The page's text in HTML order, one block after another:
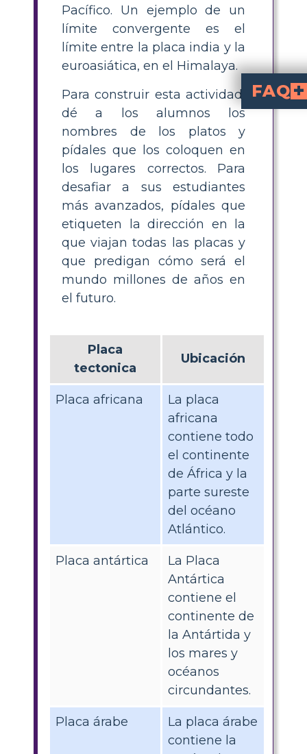
Pacífico. Un ejemplo de un
límite convergente es el
límite entre la placa india y la
euroasiática, en el Himalaya.
Para construir esta actividad,
dé a los alumnos los
nombres de los platos y
pídales que los coloquen en
los lugares correctos. Para
desafiar a sus estudiantes
más avanzados, pídales que
etiqueten la dirección en la
que viajan todas las placas y
que predigan cómo será el
mundo millones de años en
el futuro.
Placa
tectonica
Ubicación
Placa africana
La placa
africana
contiene todo
el continente
de África y la
parte sureste
del océano
Atlántico.
Placa antártica
La Placa
Antártica
contiene el
continente de
la Antártida y
los mares y
océanos
circundantes.
Placa árabe
La placa árabe
contiene la
FAQ